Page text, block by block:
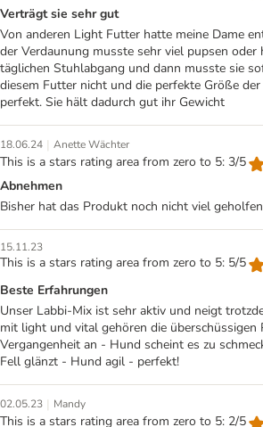
Verträgt sie sehr gut
Von anderen Light Futter hatte meine Dame
der Verdaunung musste sehr viel pupsen oder
täglichen Stuhlabgang und dann musste sie
diesem Futter nicht und die perfekte Größe
perfekt. Sie hält dadurch gut ihr Gewicht
18.06.24 | Anette Wächter
This is a stars rating area from zero to 5: 3/5
Abnehmen
Bisher hat das Produkt noch nicht viel
15.11.23
This is a stars rating area from zero to 5: 5/5
Beste Erfahrungen
Unser Labbi-Mix ist sehr aktiv und neigt
mit light und vital gehören die überschüssigen
Vergangenheit an - Hund scheint es zu
Fell glänzt - Hund agil - perfekt!
02.05.23 | Mandy
This is a stars rating area from zero to 5: 2/5